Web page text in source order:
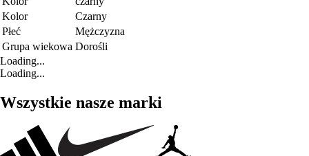
Kolor
Czarny
Płeć
Mężczyzna
Grupa wiekowa Dorośli
Loading...
Loading...
Wszystkie nasze marki